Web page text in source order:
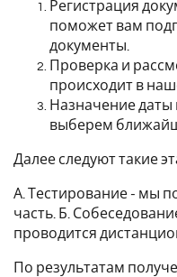
Регистрация
поможет вам
документы.
Проверка и
происходит в
Назначение даты
выберем
Далее следуют такие
А. Тестирование - мы
часть. Б.
проводится
По результатам